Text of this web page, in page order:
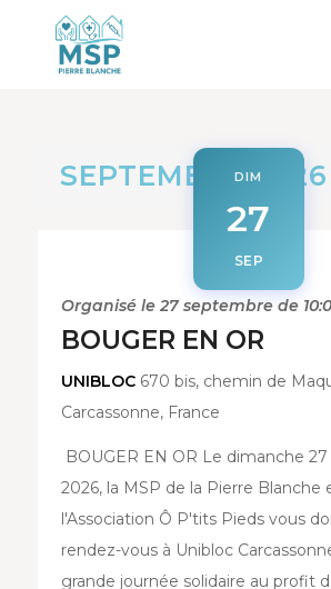
SEPTEMBRE 2026
DIM
27
SEP
Organisé le 27 septembre de
BOUGER EN OR
UNIBLOC670 bis, chemin de
Carcassonne, France
BOUGER EN OR Le dimanche
2026, la MSP de la Pierre Blanche
l'Association Ô P'tits Pieds vous
rendez-vous à Unibloc
grande journée solidaire au profit